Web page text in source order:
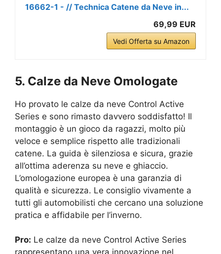
16662-1 - // Technica Catene da Neve in...
69,99 EUR
Vedi Offerta su Amazon
5. Calze da Neve Omologate
Ho provato le calze da neve Control Active
Series e sono rimasto davvero soddisfatto! Il
montaggio è un gioco da ragazzi, molto più
veloce e semplice rispetto alle tradizionali
catene. La guida è silenziosa e sicura, grazie
all’ottima aderenza su neve e ghiaccio.
L’omologazione europea è una garanzia di
qualità e sicurezza. Le consiglio vivamente a
tutti gli automobilisti che cercano una soluzione
pratica e affidabile per l’inverno.
Pro: Le calze da neve Control Active Series